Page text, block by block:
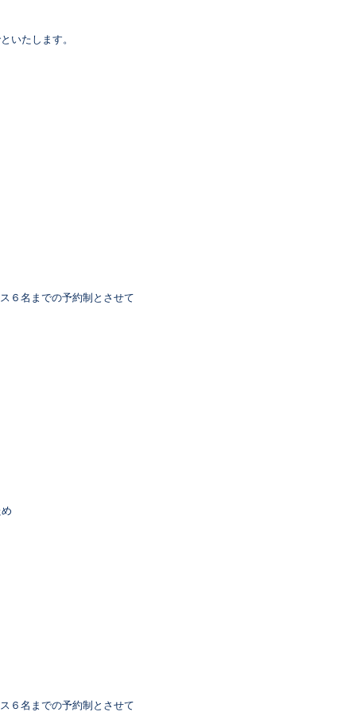
いたします。
６名までの予約制とさせて
６名までの予約制とさせて